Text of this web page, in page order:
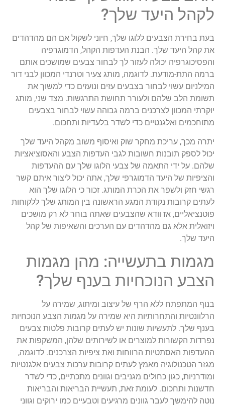
לקהל היעד שלך?
בעת בחירת הצבעים ללוגו שלך, חיוני לשקול אם הם מהדהדים
את קהל היעד שלך. הבנת העדפות הקהל, הדמוגרפיה
והפסיכוגרפיה יכולה לעזור לך לבחור צבעים שמושכים אותם
ברמה התת-מודעת. לדוגמה, מותג צעיר וטרנדי המכוון לבני דור
המילניום עשוי לבחור בצבעים עזים ונועזים כדי למשוך את
תשומת הלב שלהם ולעורר תחושת התרגשות. מצד שני, מותג
יוקרתי המכוון לצרכנים ברמה גבוהה עשוי לבחור בצבעים
מתוחכמים ואלגנטיים כדי לשדר בלעדיות ותחכום.
יתרה מכך, עריכת מחקר שוק ואיסוף משוב מקהל היעד שלך
יכול לספק תובנות חשובות לגבי העדפות הצבע והאסוציאציות
שלהם. על ידי התאמה של צבעי הלוגו שלך עם ההעדפות
והציפיות של היעד הדמוגרפי שלך, אתה יכול ליצור איתם קשר
רגשי חזק ולשפר את הכרת המותג. זכור כי הלוגו שלך הוא
לעתים קרובות נקודת המגע הראשונה בין המותג שלך ללקוחות
פוטנציאליים, אז וודא שהצבעים שאתה בוחר לא רק מושכים
ויזואלית אלא גם מהדהדים עם הערכים והשאיפות של קהל
היעד שלך.
מגמות בתעשייה: מהן מגמות
הצבע הנוכחיות בענף שלך?
בנוף המתפתח ללא הרף של עיצוב ומיתוג, שמירה על
הרלוונטיות והתחרותיות היא שמירה על מגמות הצבע הנוכחיות
בענף שלך. לתעשיות שונות יש לעתים קרובות פלטות צבעים
נפרדות הקשורות למוצרים או לשירותים שלהן, המשקפות את
ההעדפות האסתטיות הרווחות ואת ציפיות הצרכנים. לדוגמה,
מגזר הטכנולוגיה מאמץ לעתים קרובות ערכות צבעים אלגנטיות
ומודרניות, כגון כחולים מגניבים וגוונים מתכתיים, כדי לשדר
חדשנות ותחכום. לעומת זאת, תעשיית הבריאות והבריאות
נוטה להימשך לעבר גוונים מרגיעים וטבעיים כמו ירוקים וגווני